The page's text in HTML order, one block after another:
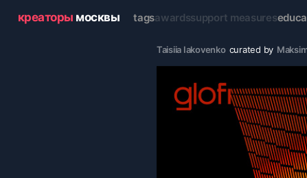
креаторы москвы tagsawardssupport measures
Taisiia Iakovenko curated by